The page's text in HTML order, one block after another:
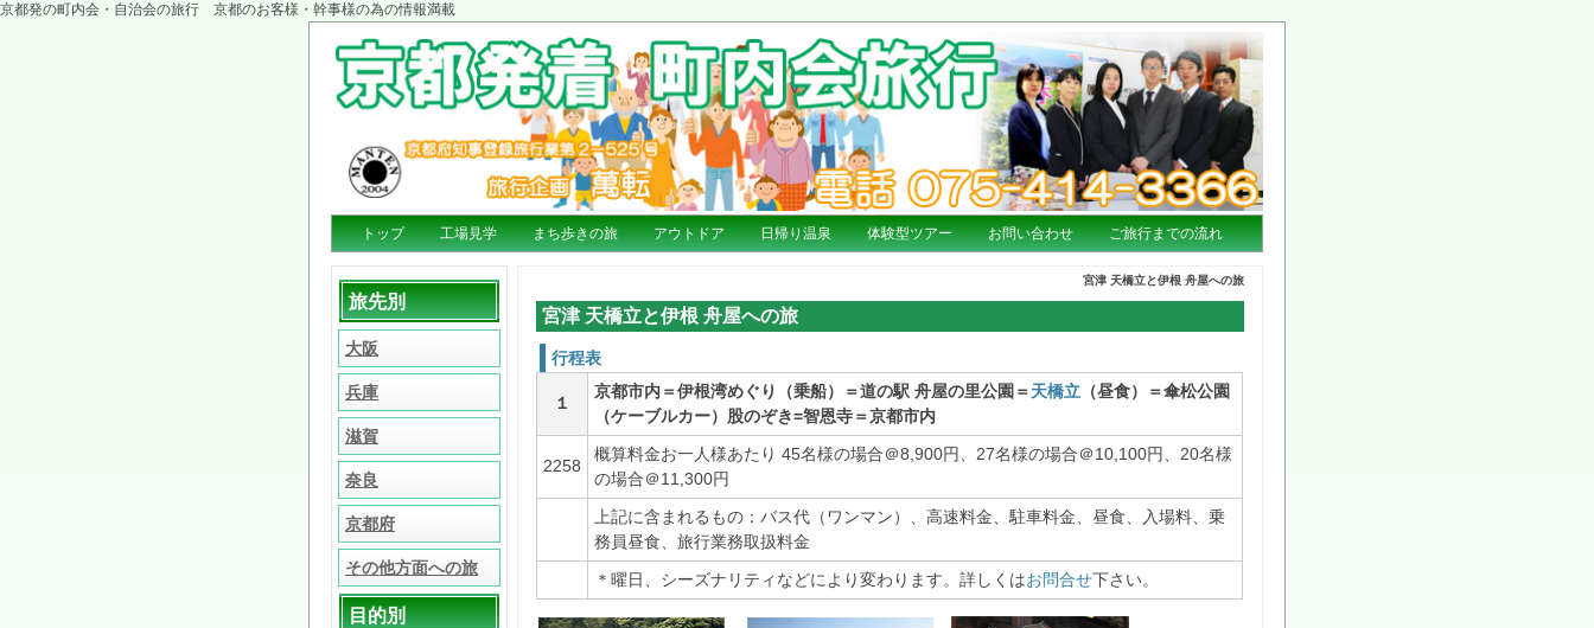
京都発の町内会・自治会の旅行 京都のお客様・幹事様の為の情報満載
トップ 工場見学 まち歩きの旅 アウトドア 日帰り温泉 体験型ツアー お問い合わせ ご旅行までの流れ
宮津 天橋立と伊根 舟屋への旅
宮津 天橋立と伊根 舟屋への旅
行程表
１
京都市内＝伊根湾めぐり（乗船）＝道の駅 舟屋の里公園＝天橋立 （昼食）＝傘松公園
（ケーブルカー）股のぞき=智恩寺＝京都市内
2258
概算料金お一人様あたり 45名様の場合＠8,900円、27名様の場合＠10,100円、20名様
の場合＠11,300円
上記に含まれるもの：バス代（ワンマン）、高速料金、駐車料金、昼食、入場料、乗
務員昼食、旅行業務取扱料金
＊曜日、シーズナリティなどにより変わります。詳しくはお問合せ下さい。
旅先別
大阪
兵庫
滋賀
奈良
京都府
その他方面への旅
目的別